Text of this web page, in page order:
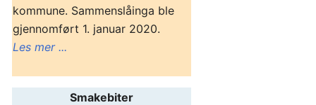
kommune. Sammenslåinga ble
gjennomført 1. januar 2020.
Les mer ...
Smakebiter